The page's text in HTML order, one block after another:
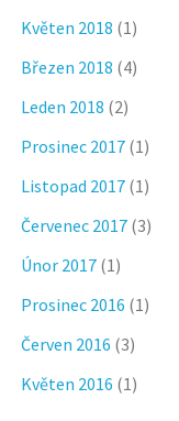
Květen 2018 (1)
Březen 2018 (4)
Leden 2018 (2)
Prosinec 2017 (1)
Listopad 2017 (1)
Červenec 2017 (3)
Únor 2017 (1)
Prosinec 2016 (1)
Červen 2016 (3)
Květen 2016 (1)